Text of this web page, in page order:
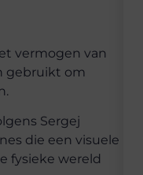
vermogen van
gebruikt om
Sergej
die een visuele
fysieke wereld